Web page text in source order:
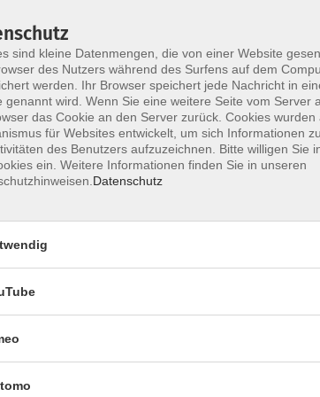
die Dozentin, wie man so manches
Alltag bringen
Hau-Ruck-Aktionen
als Ordnungscoach und hat so einige
dass in Japan ein Ordnungscoach fast zum
dem Thema näher kommen.
sind kleine Datenmengen, die von einer Website
des Nutzers während des Surfens auf dem
werden. Ihr Browser speichert jede Nachricht in
genannt wird. Wenn Sie eine weitere Seite vom Server
das Cookie an den Server zurück. Cookies
für Websites entwickelt, um sich Informationen
des Benutzers aufzuzeichnen. Bitte willigen Sie
ein. Weitere Informationen finden Sie in unseren
Datenschutz